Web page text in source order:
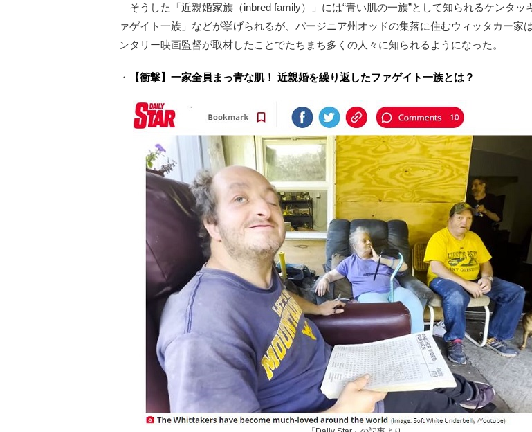
そうした「近親婚家族（inbred family）」には“青い肌の一族”として知られるケンタッ
ァゲイト一族」などが挙げられるが、バージニア州オッドの集落に住むウィッタカー家
ンタリー映画監督が取材したことでたちまち多くの人々に知られるようになった。
・ 【衝撃】一家全員まっ青な肌！ 近親婚を繰り返したファゲイト一族とは？